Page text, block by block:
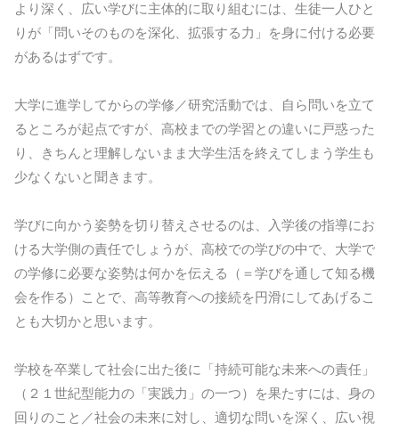
より深く、広い学びに主体的に取り組むには、生徒一人ひと
りが「問いそのものを深化、拡張する力」を身に付ける必要
があるはずです。
大学に進学してからの学修／研究活動では、自ら問いを立て
るところが起点ですが、高校までの学習との違いに戸惑った
り、きちんと理解しないまま大学生活を終えてしまう学生も
少なくないと聞きます。
学びに向かう姿勢を切り替えさせるのは、入学後の指導にお
ける大学側の責任でしょうが、高校での学びの中で、大学で
の学修に必要な姿勢は何かを伝える（＝学びを通して知る機
会を作る）ことで、高等教育への接続を円滑にしてあげるこ
とも大切かと思います。
学校を卒業して社会に出た後に「持続可能な未来への責任」
（２１世紀型能力の「実践力」の一つ）を果たすには、身の
回りのこと／社会の未来に対し、適切な問いを深く、広い視